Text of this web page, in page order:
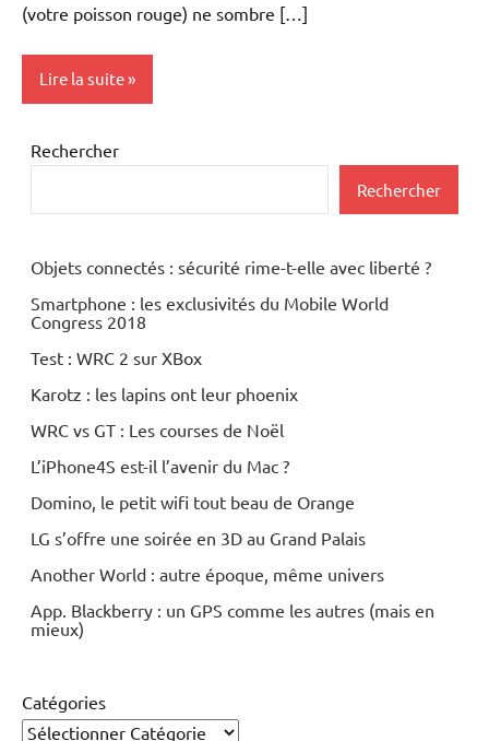
(votre poisson rouge) ne sombre […]
Lire la suite
Inclassables
Rechercher
Rechercher
Objets connectés : sécurité rime-t-elle avec liberté ?
Smartphone : les exclusivités du Mobile World
Congress 2018
Test : WRC 2 sur XBox
Karotz : les lapins ont leur phoenix
WRC vs GT : Les courses de Noël
L’iPhone4S est-il l’avenir du Mac ?
Domino, le petit wifi tout beau de Orange
LG s’offre une soirée en 3D au Grand Palais
Another World : autre époque, même univers
App. Blackberry : un GPS comme les autres (mais en
mieux)
Catégories